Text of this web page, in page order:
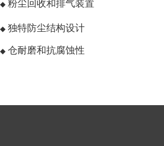
◆ 粉尘回收和排气装置
◆ 独特防尘结构设计
◆ 仓耐磨和抗腐蚀性